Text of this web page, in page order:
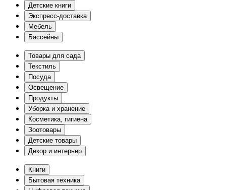
Детские книги
Экспресс-доставка
Мебель
Бассейны
Товары для сада
Текстиль
Посуда
Освещение
Продукты
Уборка и хранение
Косметика, гигиена
Зоотовары
Детские товары
Декор и интерьер
Книги
Бытовая техника